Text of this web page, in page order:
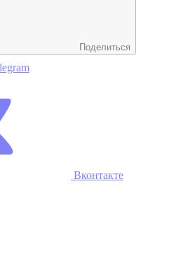
Поделиться
Вконтакте